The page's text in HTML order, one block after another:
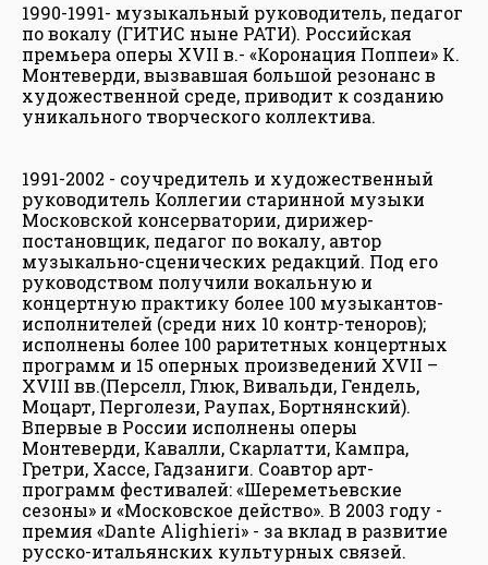
1990-1991- музыкальный руководитель, педагог
по вокалу (ГИТИС ныне РАТИ). Российская
премьера оперы XVII в.- «Коронация Поппеи» К.
Монтеверди, вызвавшая большой резонанс в
художественной среде, приводит к созданию
уникального творческого коллектива.
1991-2002 - соучредитель и художественный
руководитель Коллегии старинной музыки
Московской консерватории, дирижер-
постановщик, педагог по вокалу, автор
музыкально-сценических редакций. Под его
руководством получили вокальную и
концертную практику более 100 музыкантов-
исполнителей (среди них 10 контр-теноров);
исполнены более 100 раритетных концертных
программ и 15 оперных произведений XVII –
XVIII вв.(Перселл, Глюк, Вивальди, Гендель,
Моцарт, Перголези, Раупах, Бортнянский).
Впервые в России исполнены оперы
Монтеверди, Кавалли, Скарлатти, Кампра,
Гретри, Хассе, Гадзаниги. Соавтор арт-
программ фестивалей: «Шереметьевские
сезоны» и «Московское действо». В 2003 году -
премия «Dante Alighieri» - за вклад в развитие
русско-итальянских культурных связей.